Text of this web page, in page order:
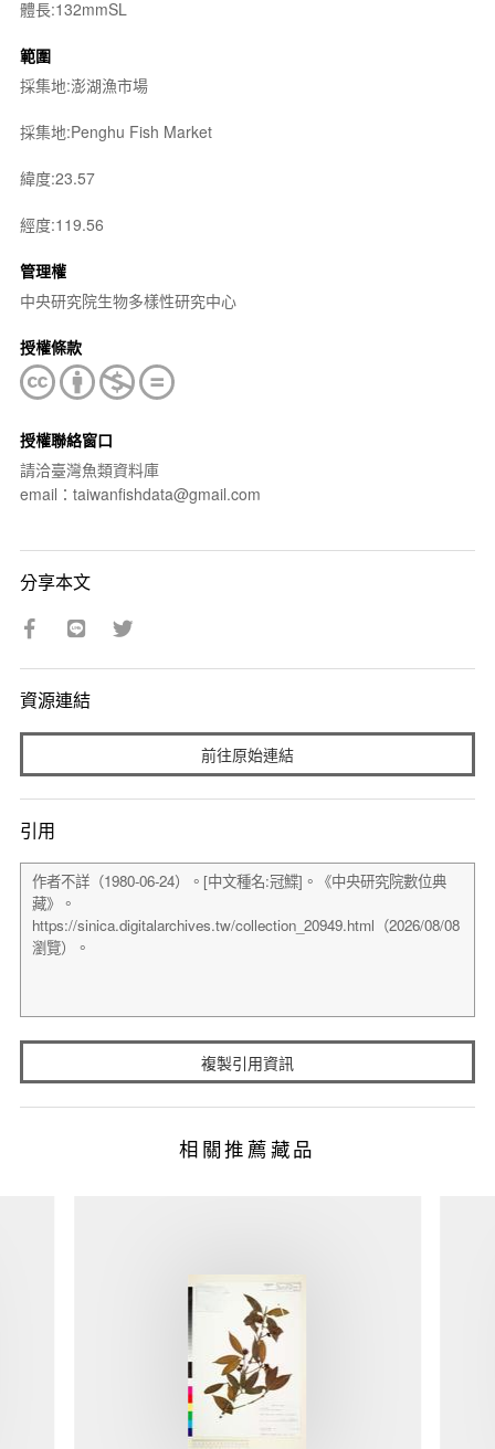
體長:132mmSL
範圍
採集地:澎湖漁市場
採集地:Penghu Fish Market
緯度:23.57
經度:119.56
管理權
中央研究院生物多樣性研究中心
授權條款
授權聯絡窗口
請洽臺灣魚類資料庫
email：taiwanfishdata@gmail.com
分享本文
資源連結
前往原始連結
引用
複製引用資訊
相關推薦藏品